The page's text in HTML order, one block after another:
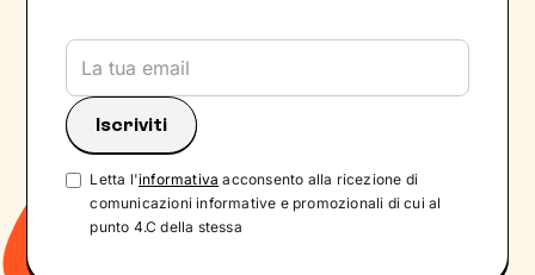
Letta l'informativa acconsento alla ricezione di
comunicazioni informative e promozionali di cui al
punto 4.C della stessa